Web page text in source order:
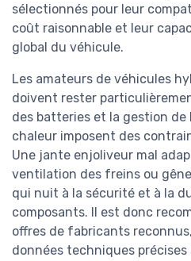
sélectionnés pour leur
coût raisonnable et leur
global du véhicule.
Les amateurs de véhicules
doivent rester
des batteries et la gestion de
chaleur imposent des
Une jante enjoliveur mal
ventilation des freins ou
qui nuit à la sécurité et à la
composants. Il est donc
offres de fabricants
données techniques